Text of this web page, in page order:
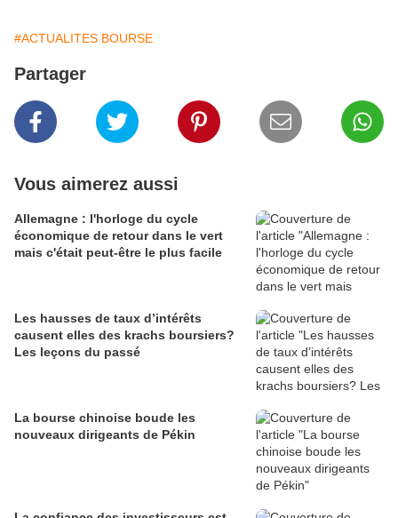
#ACTUALITES BOURSE
Partager
Vous aimerez aussi
Allemagne : l'horloge du cycle
économique de retour dans le vert
mais c'était peut-être le plus facile
Les hausses de taux d’intérêts
causent elles des krachs boursiers?
Les leçons du passé
La bourse chinoise boude les
nouveaux dirigeants de Pékin